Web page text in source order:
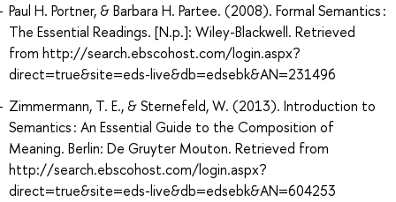
Paul H. Portner, & Barbara H. Partee. (2008). Formal Semantics :
The Essential Readings. [N.p.]: Wiley-Blackwell. Retrieved
from http://search.ebscohost.com/login.aspx?
direct=true&site=eds-live&db=edsebk&AN=231496
Zimmermann, T. E., & Sternefeld, W. (2013). Introduction to
Semantics : An Essential Guide to the Composition of
Meaning. Berlin: De Gruyter Mouton. Retrieved from
http://search.ebscohost.com/login.aspx?
direct=true&site=eds-live&db=edsebk&AN=604253